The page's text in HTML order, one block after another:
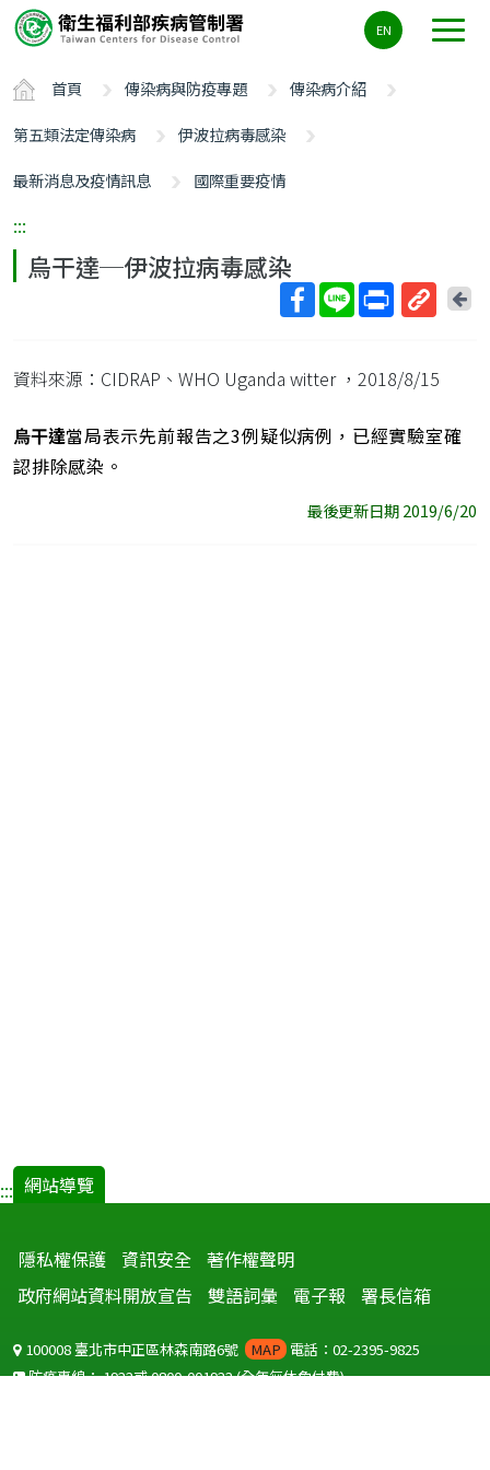
要
容
ALT+C
EN
首頁 傳染病與防疫專題
傳染病介紹
第五類法定傳染病
伊波拉病毒感染
最新消息及疫情訊息
國際重要疫情
:::
烏干達─伊波拉病毒感染
短
址
回
資料來源：CIDRAP、WHO Uganda witter ，2018/8/15
烏干達當局表示先前報告之3例疑似病例，已經實驗室確
認排除感染。
最後更新日期 2019/6/20
::: 網站導覽
隱私權保護 資訊安全 著作權聲明
政府網站資料開放宣告
雙語詞彙 電子報 署長信箱
100008 臺北市中正區林森南路6號 MAP 電話：02-2395-9825
防疫專線：1922或0800-001922(全年無休免付費)